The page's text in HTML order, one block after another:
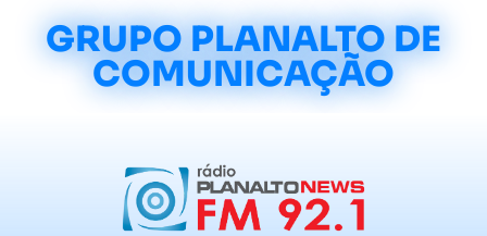
GRUPO PLANALTO DE
COMUNICAÇÃO